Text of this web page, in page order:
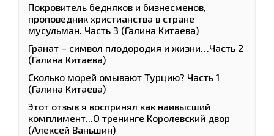
Покровитель бедняков и бизнесменов,
проповедник христианства в стране
мусульман. Часть 3 (Галина Китаева)
Гранат – символ плодородия и жизни…Часть 2
(Галина Китаева)
Сколько морей омывают Турцию? Часть 1
(Галина Китаева)
Этот отзыв я воспринял как наивысший
комплимент...О тренинге Королевский двор
(Алексей Ваньшин)